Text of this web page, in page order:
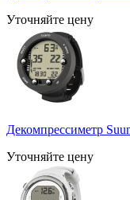
Уточняйте цену
Декомпрессиметр
Уточняйте цену